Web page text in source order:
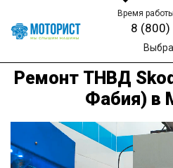
Время
8 (800)
Ремонт ТНВД
Фабия) в